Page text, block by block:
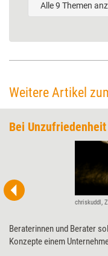
Alle 9 Themen
Weitere Artikel
Bei
chriskuddl,
Beraterinnen und Berater
Konzepte einem